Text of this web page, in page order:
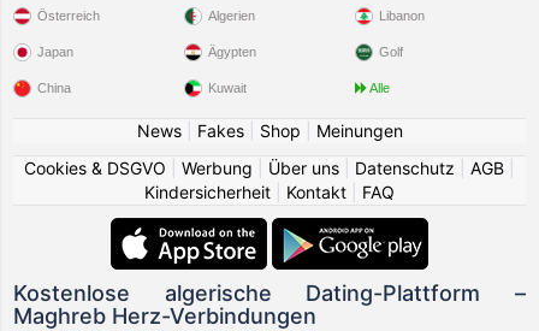
Österreich
Japan
China
Algerien
Ägypten
Kuwait
Libanon
Golf
Alle
News| Fakes| Shop
Meinungen
Cookies & DSGVO
Werbung Über uns Datenschutz AGB
Kindersicherheit
Kontakt FAQ
Kostenlose algerische Dating-Plattform –
Maghreb Herz-Verbindungen